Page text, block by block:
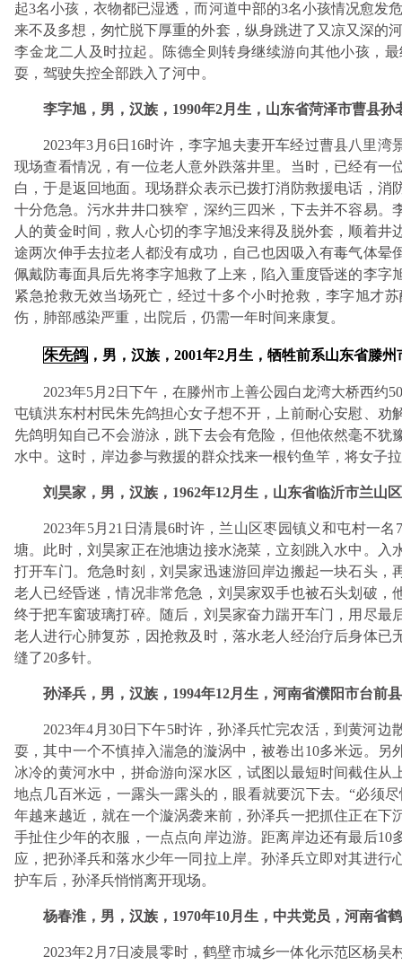
起3名小孩，衣物都已湿透，而河道中部的3名小孩情况愈发
来不及多想，匆忙脱下厚重的外套，纵身跳进了又凉又深的
李金龙二人及时拉起。陈德全则转身继续游向其他小孩，
耍，驾驶失控全部跌入了河中。
李字旭，男，汉族，1990年2月生，山东省菏泽市曹县
2023年3月6日16时许，李字旭夫妻开车经过曹县八里
现场查看情况，有一位老人意外跌落井里。当时，已经有
白，于是返回地面。现场群众表示已拨打消防救援电话，
十分危急。污水井井口狭窄，深约三四米，下去并不容易
人的黄金时间，救人心切的李字旭没来得及脱外套，顺着
途两次伸手去拉老人都没有成功，自己也因吸入有毒气体
佩戴防毒面具后先将李字旭救了上来，陷入重度昏迷的李
紧急抢救无效当场死亡，经过十多个小时抢救，李字旭才
伤，肺部感染严重，出院后，仍需一年时间来康复。
朱先鸽 ，男，汉族，2001年2月生，牺牲前系山东省滕
2023年5月2日下午，在滕州市上善公园白龙湾大桥西约
屯镇洪东村村民朱先鸽担心女子想不开，上前耐心安慰、
先鸽明知自己不会游泳，跳下去会有危险，但他依然毫不
水中。这时，岸边参与救援的群众找来一根钓鱼竿，将女子
刘昊家，男，汉族，1962年12月生，山东省临沂市兰山
2023年5月21日清晨6时许，兰山区枣园镇义和屯村一
塘。此时，刘昊家正在池塘边接水浇菜，立刻跳入水中。
打开车门。危急时刻，刘昊家迅速游回岸边搬起一块石头
老人已经昏迷，情况非常危急，刘昊家双手也被石头划破
终于把车窗玻璃打碎。随后，刘昊家奋力踹开车门，用尽
老人进行心肺复苏，因抢救及时，落水老人经治疗后身体
缝了20多针。
孙泽兵，男，汉族，1994年12月生，河南省濮阳市台前
2023年4月30日下午5时许，孙泽兵忙完农活，到黄河
耍，其中一个不慎掉入湍急的漩涡中，被卷出10多米远。
冰冷的黄河水中，拼命游向深水区，试图以最短时间截住
地点几百米远，一露头一露头的，眼看就要沉下去。“必须
年越来越近，就在一个漩涡袭来前，孙泽兵一把抓住正在
手扯住少年的衣服，一点点向岸边游。距离岸边还有最后
应，把孙泽兵和落水少年一同拉上岸。孙泽兵立即对其进
护车后，孙泽兵悄悄离开现场。
杨春淮，男，汉族，1970年10月生，中共党员，河南省
2023年2月7日凌晨零时，鹤壁市城乡一体化示范区杨